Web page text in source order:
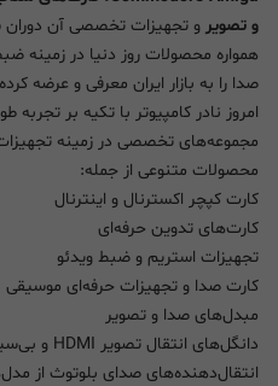
و تصویر و تجهیزات تخصصی آن
همواره محصولات روز دنیا در زمینه
صدا را به بازار ایران معرفی و عرضه
امروز نادر کامپیوتر با تکیه بر تجربه
مجموعه‌های تخصصی در زمینه
محصولات متنوعی از جمله:
کارت کپچر اکسترنال و اینترنال
کارت‌های تدوین حرفه‌ای
تجهیزات استریم و ضبط ویدئو
کارت صدا و تجهیزات حرفه‌ای موسیقی
مبدل‌های صدا و تصویر
دانگل‌های انتقال تصویر HDMI و بی‌سیم
انتقال‌دهنده‌های صدای بلوتوث از